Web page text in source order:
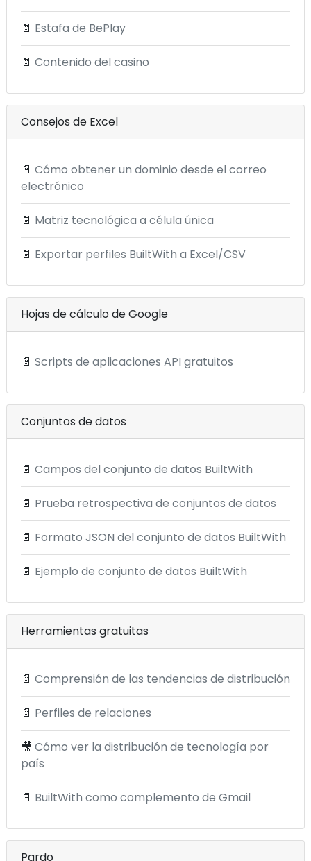
📄 Estafa de BePlay
📄 Contenido del casino
Consejos de Excel
📄 Cómo obtener un dominio desde el correo
electrónico
📄 Matriz tecnológica a célula única
📄 Exportar perfiles BuiltWith a Excel/CSV
Hojas de cálculo de Google
📄 Scripts de aplicaciones API gratuitos
Conjuntos de datos
📄 Campos del conjunto de datos BuiltWith
📄 Prueba retrospectiva de conjuntos de datos
📄 Formato JSON del conjunto de datos BuiltWith
📄 Ejemplo de conjunto de datos BuiltWith
Herramientas gratuitas
📄 Comprensión de las tendencias de distribución
📄 Perfiles de relaciones
🎥 Cómo ver la distribución de tecnología por
país
📄 BuiltWith como complemento de Gmail
Pardo